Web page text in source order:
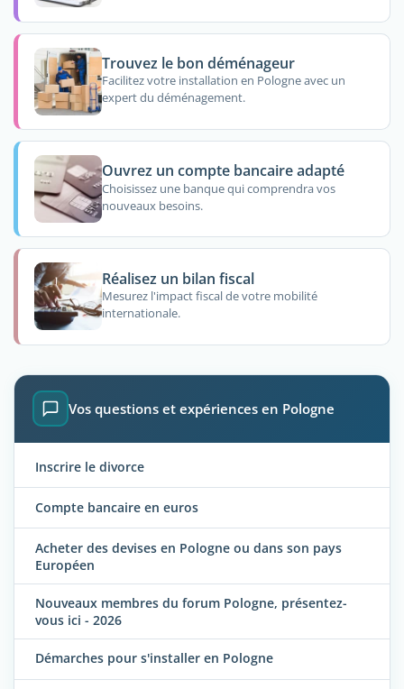
Trouvez le bon déménageur
Facilitez votre installation en Pologne avec un
expert du déménagement.
Ouvrez un compte bancaire adapté
Choisissez une banque qui comprendra vos
nouveaux besoins.
Réalisez un bilan fiscal
Mesurez l'impact fiscal de votre mobilité
internationale.
Vos questions et expériences en Pologne
Inscrire le divorce
Compte bancaire en euros
Acheter des devises en Pologne ou dans son pays
Européen
Nouveaux membres du forum Pologne, présentez-
vous ici - 2026
Démarches pour s'installer en Pologne